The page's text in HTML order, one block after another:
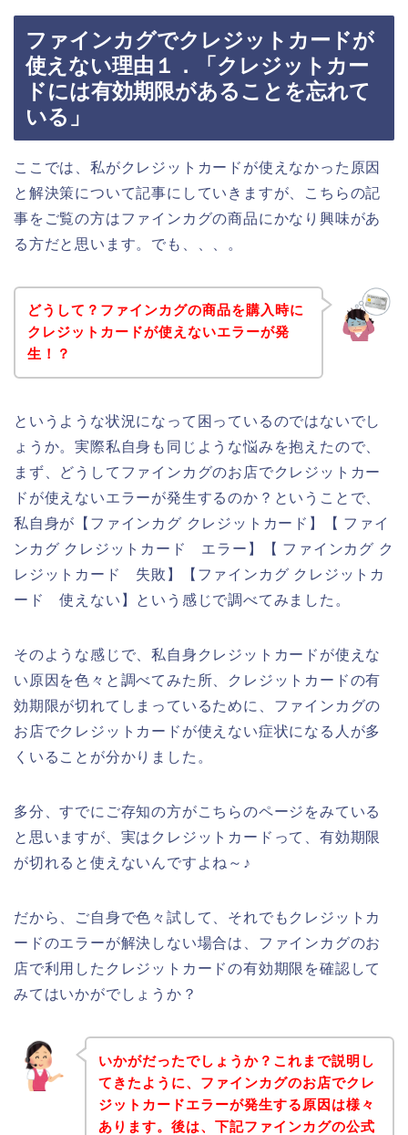
ファインカグでクレジットカードが
使えない理由１．「クレジットカー
ドには有効期限があることを忘れて
いる」
ここでは、私がクレジットカードが使えなかった原因
と解決策について記事にしていきますが、こちらの記
事をご覧の方はファインカグの商品にかなり興味があ
る方だと思います。でも、、、。
どうして？ファインカグの商品を購入時に
クレジットカードが使えないエラーが発
生！？
というような状況になって困っているのではないでし
ょうか。実際私自身も同じような悩みを抱えたので、
まず、どうしてファインカグのお店でクレジットカー
ドが使えないエラーが発生するのか？ということで、
私自身が【ファインカグ クレジットカード】【 ファイ
ンカグ クレジットカード エラー】【 ファインカグ ク
レジットカード 失敗】【ファインカグ クレジットカ
ード 使えない】という感じで調べてみました。
そのような感じで、私自身クレジットカードが使えな
い原因を色々と調べてみた所、クレジットカードの有
効期限が切れてしまっているために、ファインカグの
お店でクレジットカードが使えない症状になる人が多
くいることが分かりました。
多分、すでにご存知の方がこちらのページをみている
と思いますが、実はクレジットカードって、有効期限
が切れると使えないんですよね～♪
だから、ご自身で色々試して、それでもクレジットカ
ードのエラーが解決しない場合は、ファインカグのお
店で利用したクレジットカードの有効期限を確認して
みてはいかがでしょうか？
いかがだったでしょうか？これまで説明し
てきたように、ファインカグのお店でクレ
ジットカードエラーが発生する原因は様々
あります。後は、下記ファインカグの公式